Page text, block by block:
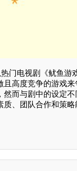
门电视剧《鱿鱼游
高度竞争的游戏
然而与剧中的设定
、团队合作和策